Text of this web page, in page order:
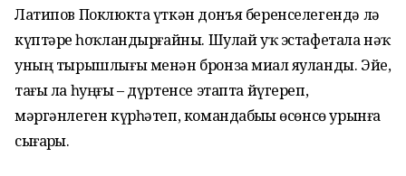
Латипов Пок­люкта үткән донъя беренселегендә лә
күптәрҙе һоҡландыр­ғайны. Шулай уҡ эстафетала нәҡ
уның тырышлығы менән бронза миҙал яуланды. Эйе,
тағы ла һуң­ғы – дүртенсе этапта йүгереп,
мәргәнлеген күрһәтеп, команда­быҙҙы өсөнсө урынға
сығар­ҙы.